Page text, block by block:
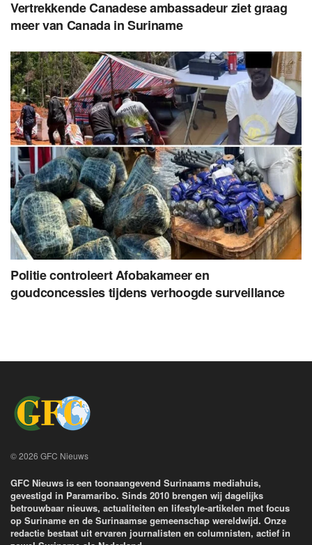
Vertrekkende Canadese ambassadeur ziet graag
meer van Canada in Suriname
Politie controleert Afobakameer en
goudconcessies tijdens verhoogde surveillance
© 2026 GFC Nieuws
GFC Nieuws is een toonaangevend Surinaams mediahuis,
gevestigd in Paramaribo. Sinds 2010 brengen wij dagelijks
betrouwbaar nieuws, actualiteiten en lifestyle-artikelen met focus
op Suriname en de Surinaamse gemeenschap wereldwijd. Onze
redactie bestaat uit ervaren journalisten en columnisten, actief in